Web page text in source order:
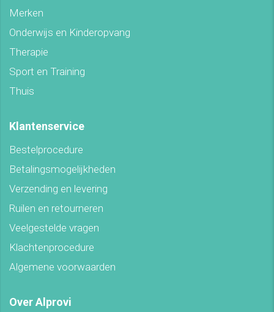
Merken
Onderwijs en Kinderopvang
Therapie
Sport en Training
Thuis
Klantenservice
Bestelprocedure
Betalingsmogelijkheden
Verzending en levering
Ruilen en retourneren
Veelgestelde vragen
Klachtenprocedure
Algemene voorwaarden
Over Alprovi